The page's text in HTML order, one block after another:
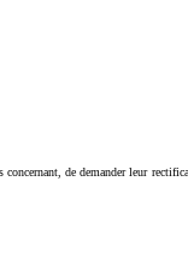
de demander leur